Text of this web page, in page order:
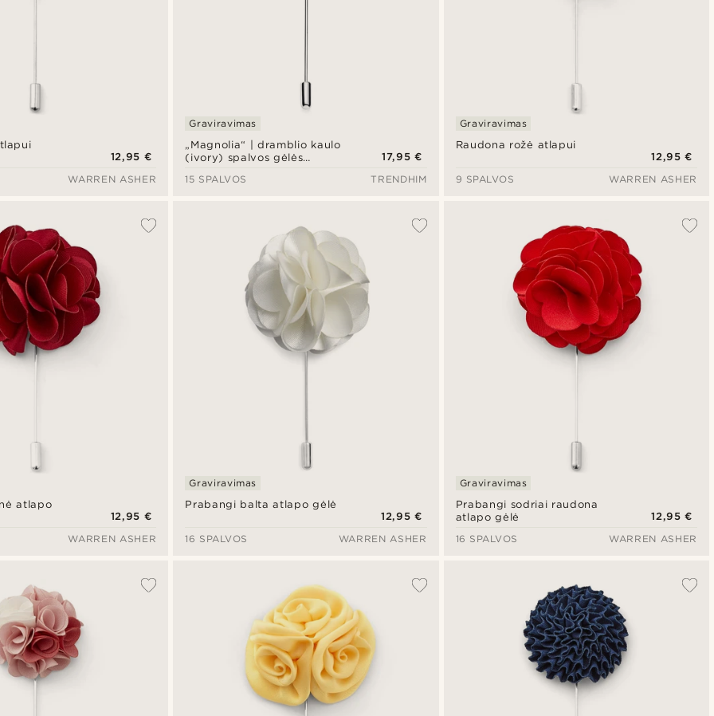
12,95 €
WARREN ASHER
„Magnolia“ | dramblio kaulo
(ivory) spalvos gėlės
Graviravimas
17,95 €
15 SPALVOS
TRENDHIM
Raudona rožė atlapui
Graviravimas
12,95 €
9 SPALVOS
WARREN ASHER
atlapo
12,95 €
WARREN ASHER
Prabangi balta atlapo gėlė
Graviravimas
12,95 €
16 SPALVOS
WARREN ASHER
Prabangi sodriai raudona
atlapo gėlė
Graviravimas
12,95 €
16 SPALVOS
WARREN ASHER